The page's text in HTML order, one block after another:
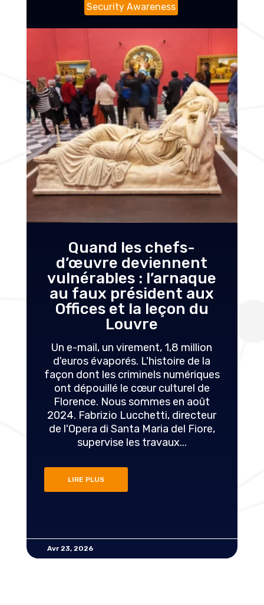
Security Awareness
Quand les chefs-
d’œuvre deviennent
vulnérables : l’arnaque
au faux président aux
Offices et la leçon du
Louvre
Un e-mail, un virement, 1,8 million
d'euros évaporés. L'histoire de la
façon dont les criminels numériques
ont dépouillé le cœur culturel de
Florence. Nous sommes en août
2024. Fabrizio Lucchetti, directeur
de l'Opera di Santa Maria del Fiore,
supervise les travaux...
LIRE PLUS
Avr 23, 2026